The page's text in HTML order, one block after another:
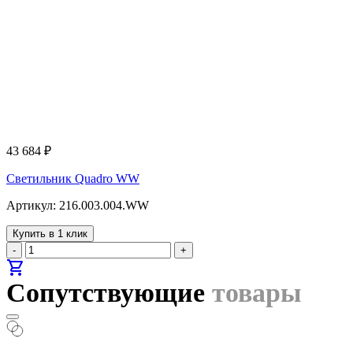
43 684 ₽
Светильник Quadro WW
Артикул: 216.003.004.WW
Купить в 1 клик
-
+
shopping_cart
Сопутствующие товары